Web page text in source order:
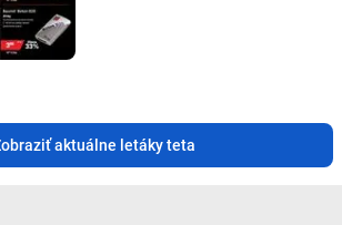
aktuálne letáky teta